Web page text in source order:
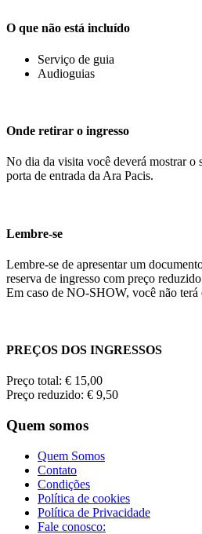
O que não está incluído
Serviço de guia
Audioguias
Onde retirar o ingresso
No dia da visita você deverá mostrar o
porta de entrada da Ara Pacis.
Lembre-se
Lembre-se de apresentar um
reserva de ingresso com preço
Em caso de NO-SHOW, você não terá
PREÇOS DOS INGRESSOS
Preço total: € 15,00
Preço reduzido: € 9,50
Quem somos
Quem Somos
Contato
Condições
Política de cookies
Política de Privacidade
Fale conosco: